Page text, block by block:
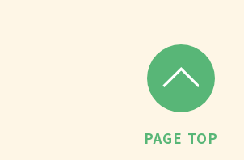
PAGE TOP